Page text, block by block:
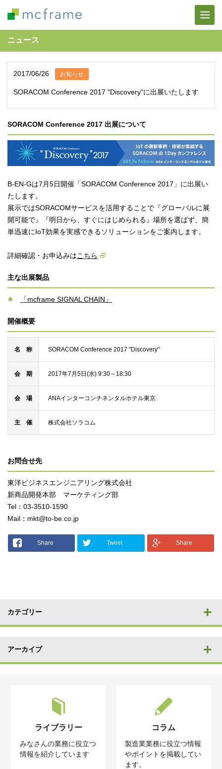
ニュース
2017/06/26 お知らせ
SORACOM Conference 2017 "Discovery"に出展いたします
SORACOM Conference 2017 出展について
B-EN-Gは7月5日開催「SORACOM Conference 2017」に出展い
たします。
展示ではSORACOMサービスを活用することで『グローバルに展
開可能で』『明日から、すぐにはじめられる』場所を選ばず、簡
単迅速にIoT効果を実感できるソリューションをご案内します。
詳細確認・お申込みはこちら
主な出展製品
「mcframe SIGNAL CHAIN」
開催概要
名 称 SORACOM Conference 2017 "Discovery"
会 期 2017年7月5日(水) 9:30～18:30
会 場 ANAインターコンチネンタルホテル東京
主 催 株式会社ソラコム
お問合せ先
東洋ビジネスエンジニアリング株式会社
新商品開発本部 マーケティング部
Tel：03-3510-1590
Mail：mkt@to-be.co.jp
Share Tweet Share
カテゴリー
アーカイブ
ライブラリー
みなさんの業務に役立つ
情報を紹介しています
コラム
製造業業務に役立つ情報
やポイントを掲載してい
ます。